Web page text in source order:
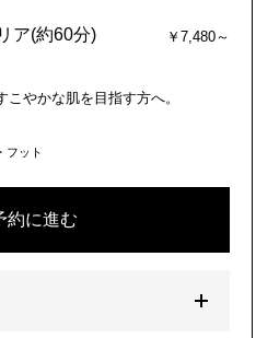
ア(約60分) ￥7,480～
やかな肌を目指す方へ。
フット
約に進む